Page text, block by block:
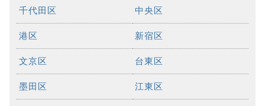
千代田区 中央区
港区 新宿区
文京区 台東区
墨田区 江東区